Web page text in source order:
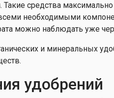
средства
необходимыми
можно наблюдать уже
и минеральных
удобрений